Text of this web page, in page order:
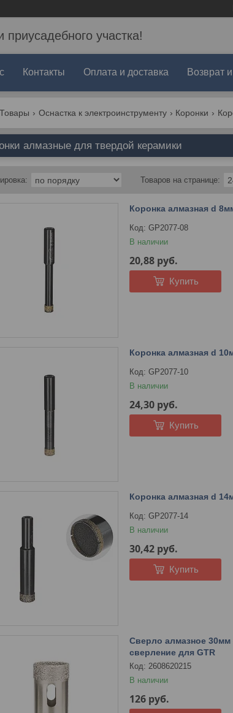
участка!
Контакты Оплата и доставка Возврат
Товары Оснастка к электроинструменту Коронки
алмазные для твердой керамики
Коронка алмазная d
GP2077-08
В наличии
20,88 руб.
Купить
Коронка алмазная d
GP2077-10
В наличии
24,30 руб.
Купить
Коронка алмазная d
GP2077-14
В наличии
30,42 руб.
Купить
Сверло алмазное 30мм
сверление для GTR
2608620215
В наличии
126 руб.